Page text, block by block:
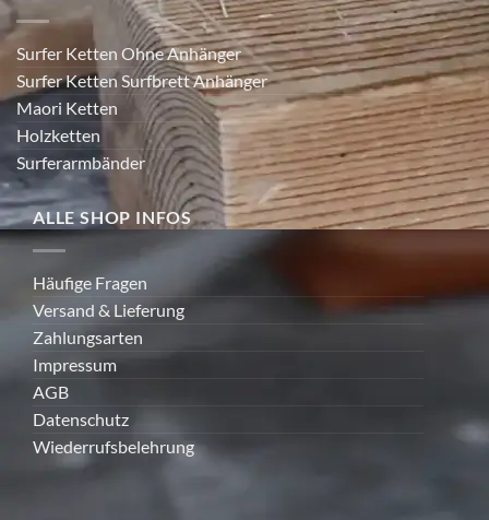
Surfer Ketten Ohne Anhänger
Surfer Ketten Surfbrett Anhänger
Maori Ketten
Holzketten
Surferarmbänder
ALLE SHOP INFOS
Häufige Fragen
Versand & Lieferung
Zahlungsarten
Impressum
AGB
Datenschutz
Wiederrufsbelehrung